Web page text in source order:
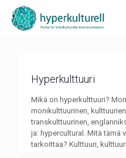
Hyperkulttuuri
Mikä on hyperkulttuuri?
monikulttuurinen,
transkulttuurinen,
ja: hypercultural. Mitä tämä
tarkoittaa? Kulttuuri,